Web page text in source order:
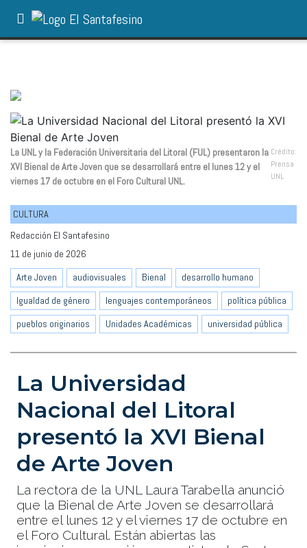
La UNL y la Federación Universitaria del Litoral (FUL) presentaron la
XVI Bienal de Arte Joven que se desarrollará entre el lunes 12 y el
viernes 17 de octubre en el Foro Cultural UNL.
Crédito:
Prensa
UNL
CULTURA
Redacción El Santafesino
11 de junio de 2026
Arte Joven
audiovisuales Bienal
desarrollo humano
Igualdad de género
lenguajes contemporáneos
política pública
pueblos originarios
Unidades Académicas universidad pública
La Universidad
Nacional del Litoral
presentó la XVI Bienal
de Arte Joven
La rectora de la UNL Laura Tarabella anunció
que la Bienal de Arte Joven se desarrollará
entre el lunes 12 y el viernes 17 de octubre en
el Foro Cultural. Están abiertas las